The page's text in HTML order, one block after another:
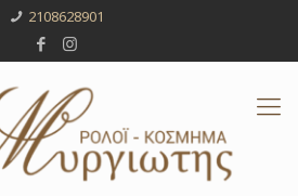
2108628901